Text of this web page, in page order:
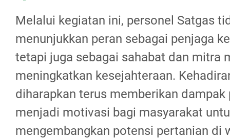
Melalui kegiatan ini, personel Satgas
menunjukkan peran sebagai penjaga
tetapi juga sebagai sahabat dan mitra
meningkatkan kesejahteraan.
diharapkan terus memberikan
menjadi motivasi bagi masyarakat
mengembangkan potensi pertanian di